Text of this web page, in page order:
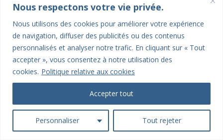
Nous respectons votre vie privée.
Nous utilisons des cookies pour améliorer votre expérience
de navigation, diffuser des publicités ou des contenus
personnalisés et analyser notre trafic. En cliquant sur « Tout
accepter », vous consentez à notre utilisation des
cookies. Politique relative aux cookies
Personnaliser Tout rejeter
Accepter tout
78380 Bougival
Email
Contact@autoexpert360.com
Horaires d’ouverture
Lundi : Fermé
Mardi : 10 h 00 – 19 h 00
Mercredi : 10 h 00 – 19 h 00
Jeudi : 10 h 00 – 19 h 00